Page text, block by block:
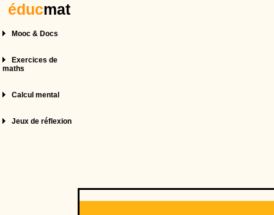
éducmat
Mooc & Docs
Exercices de
maths
Calcul mental
Jeux de réflexion